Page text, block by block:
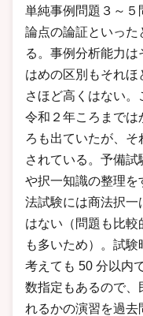
単純事例問題３～５
論点の論証といった
る。事例分析能力
はめの区別もそれほ
さほど高くはない。
令和２年ころまでは
ろも出ていたが、
されている。予備
や択一知識の整理を
法試験には商法択一
はない（問題も比較
も多いため）。試
考えても 50 分以内
数指定もあるので、
れるかの演習を過去